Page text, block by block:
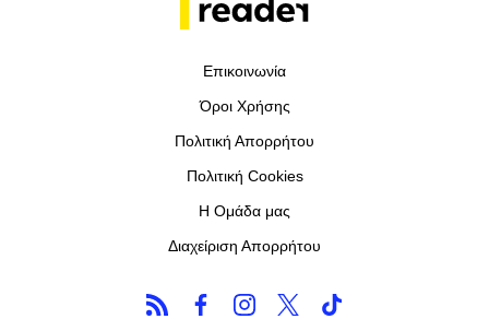
Επικοινωνία
Όροι Χρήσης
Πολιτική Απορρήτου
Πολιτική Cookies
Η Ομάδα μας
Διαχείριση Απορρήτου